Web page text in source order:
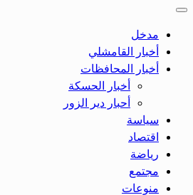
مدخل
أخبار القامشلي
أخبار المحافظات
أخبار الحسكة
أحبار دير الزور
سياسة
اقتصاد
رياضة
مجتمع
منوعات